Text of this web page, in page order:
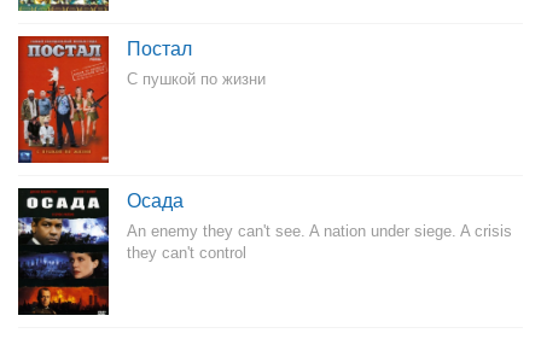
Постал
С пушкой по жизни
Осада
An enemy they can't see. A nation under siege. A crisis
they can't control